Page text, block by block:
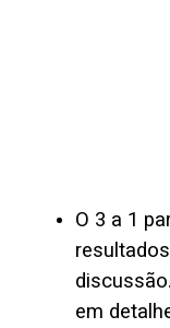
O 3 a 1
em